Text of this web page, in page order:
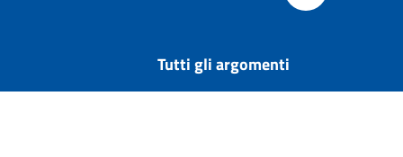
Tutti gli argomenti